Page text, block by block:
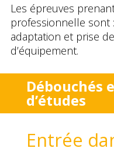
Les épreuves
professionnelle sont
adaptation et prise
d’équipement.
Débouchés
d’études
Entrée